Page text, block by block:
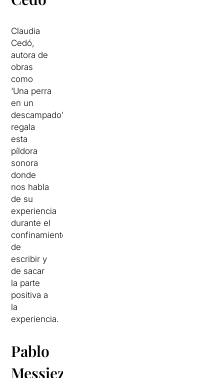
Claudia
Cedó,
autora de
obras
como
‘Una perra
en un
descampado’
regala
esta
píldora
sonora
donde
nos habla
de su
experiencia
durante el
confinamiento,
de
escribir y
de sacar
la parte
positiva a
la
experiencia.
Pablo
Messiez